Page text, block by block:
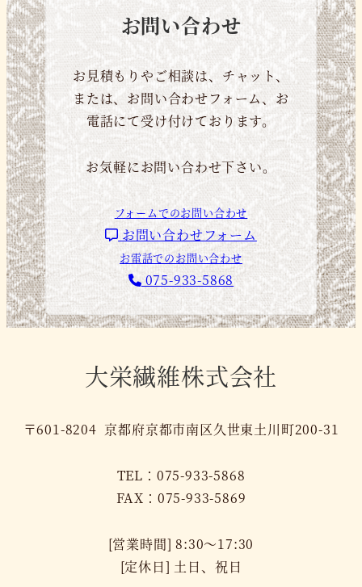
お問い合わせ
お見積もりやご相談は、チャット、
または、お問い合わせフォーム、お
電話にて受け付けております。
お気軽にお問い合わせ下さい。
フォームでのお問い合わせ
お問い合わせフォーム
お電話でのお問い合わせ
075-933-5868
大栄繊維株式会社
〒601-8204 京都府京都市南区久世東土川町200-31
TEL：075-933-5868
FAX：075-933-5869
[営業時間] 8:30～17:30
[定休日] 土日、祝日